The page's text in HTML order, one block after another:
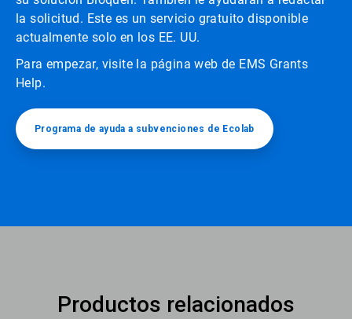
la solicitud. Este es un servicio gratuito disponible
actualmente solo en los EE. UU.
Para empezar, visite la página web de EMS Grants
Help.
Programa de ayuda a subvenciones de Ecolab
Productos relacionados